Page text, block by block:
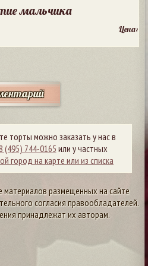
мальчика
Цена:
торты можно заказать у нас в
(495) 744-0165 или у частных
город на карте или из списка
размещенных на сайте
согласия правообладателей.
принадлежат их авторам.